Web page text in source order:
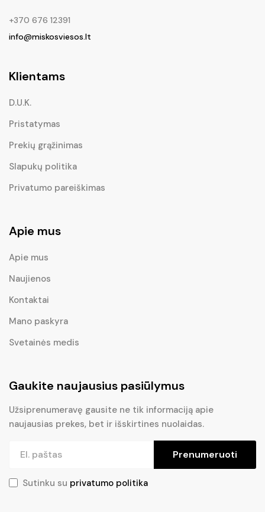
+370 676 12391
info@miskosviesos.lt
Klientams
D.U.K.
Pristatymas
Prekių grąžinimas
Slapukų politika
Privatumo pareiškimas
Apie mus
Apie mus
Naujienos
Kontaktai
Mano paskyra
Svetainės medis
Gaukite naujausius pasiūlymus
Užsiprenumeravę gausite ne tik informaciją apie
naujausias prekes, bet ir išskirtines nuolaidas.
Prenumeruoti
Sutinku su privatumo politika